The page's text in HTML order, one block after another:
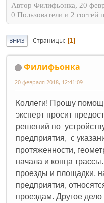
Автор Филифьонка, 20
0 Пользователи и 2 гостей
ВНИЗ Страницы 1
Филифьонка
20 февраля 2018, 12:41:09
Коллеги! Прошу
эксперт просит
решений по
предприятия, с
протяженности,
начала и конца
проезды и площадки,
предприятия,
проездам. Другое